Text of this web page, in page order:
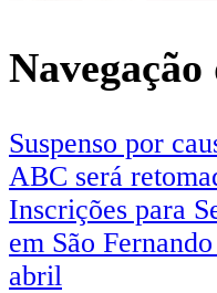
Navegação
Suspenso por
ABC será
Inscrições para
em São
abril